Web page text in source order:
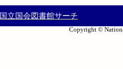
国立国会図書館サーチ
Copyright ©